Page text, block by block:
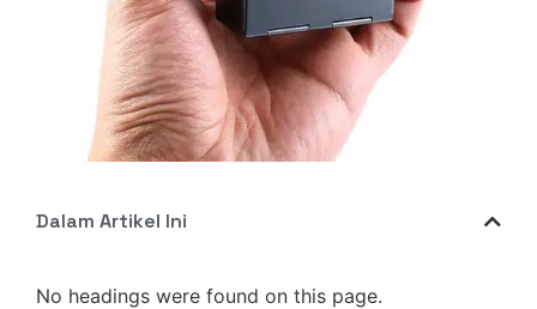
Dalam Artikel Ini
No headings were found on this page.